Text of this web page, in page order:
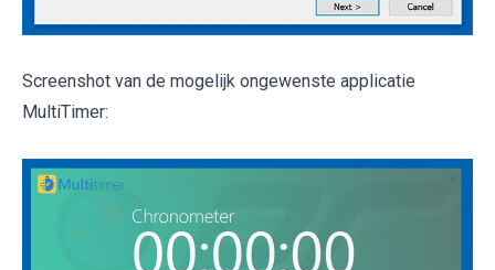
Screenshot van de mogelijk ongewenste applicatie
MultiTimer: